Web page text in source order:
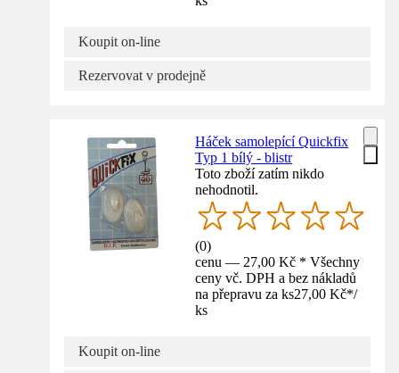
Koupit on-line
Rezervovat v prodejně
Háček samolepící Quickfix
Typ 1 bílý - blistr
Toto zboží zatím nikdo
nehodnotil.
(0)
cenu — 27,00 Kč * Všechny
ceny vč. DPH a bez nákladů
na přepravu za ks27,00 Kč*/
ks
Koupit on-line